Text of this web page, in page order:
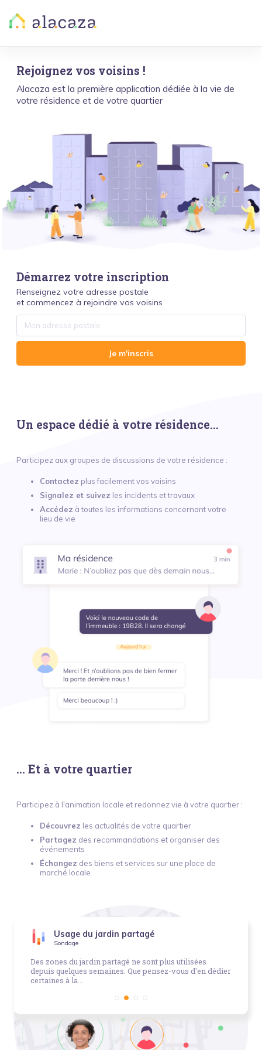
Rejoignez vos voisins !
Alacaza est la première application dédiée à la vie de
votre résidence et de votre quartier
Démarrez votre inscription
Renseignez votre adresse postale
et commencez à rejoindre vos voisins
Je m'inscris
Un espace dédié à votre résidence...
Participez aux groupes de discussions de votre résidence :
Contactez plus facilement vos voisins
Signalez et suivez les incidents et travaux
Accédez à toutes les informations concernant votre
lieu de vie
... Et à votre quartier
Participez à l'animation locale et redonnez vie à votre quartier :
Découvrez les actualités de votre quartier
Partagez des recommandations et organiser des
événements
Échangez des biens et services sur une place de
marché locale
Usage du jardin partagé
Sondage
Des zones du jardin partagé ne sont plus utilisées
depuis quelques semaines. Que pensez-vous d'en dédier
certaines à la...